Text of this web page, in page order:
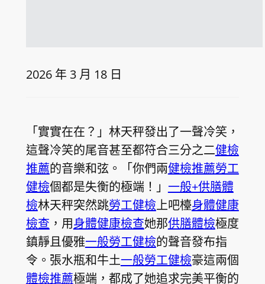
2026 年 3 月 18 日
「實實在在？」林天秤發出了一聲冷笑，
這聲冷笑的尾音甚至都符合三分之二健檢
推薦的音樂和弦。「你們兩健檢推薦勞工
健檢個都是失衡的極端！」 一般+供膳體
檢林天秤突然跳勞工健檢上吧檯身體健康
檢查 ，用身體健康檢查她那供膳體檢極度
鎮靜且優雅一般勞工健檢的聲音發布指
令。張水瓶和牛土一般勞工健檢豪這兩個
體檢推薦極端，都成了她追求完美平衡的